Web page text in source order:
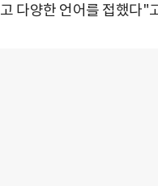
고 다양한 언어를 접했다"